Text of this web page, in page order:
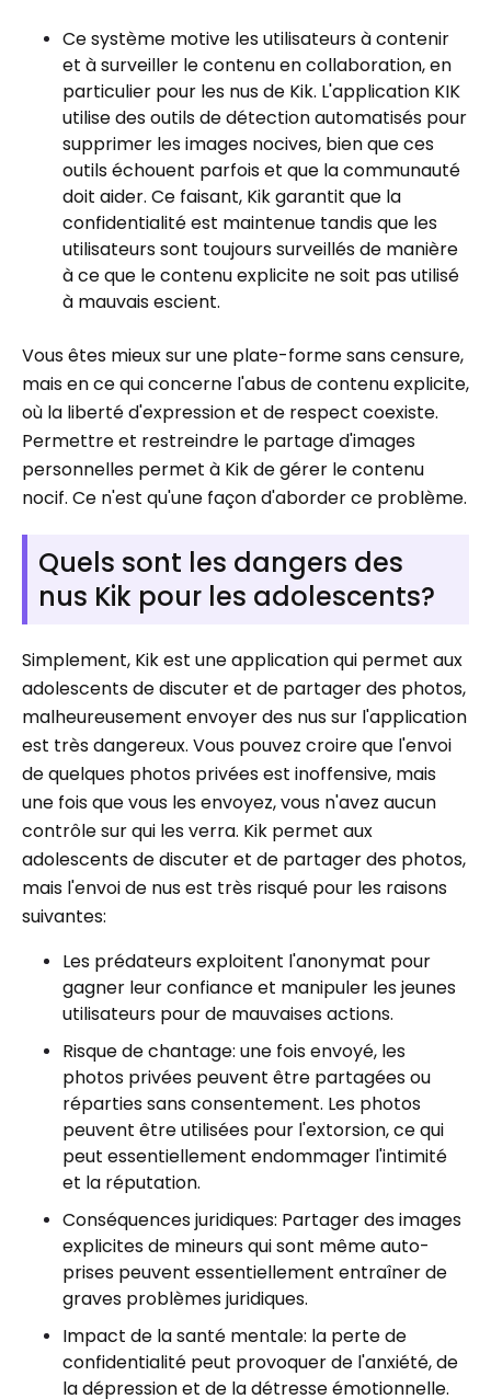
Ce système motive les utilisateurs à contenir
et à surveiller le contenu en collaboration, en
particulier pour les nus de Kik. L'application KIK
utilise des outils de détection automatisés pour
supprimer les images nocives, bien que ces
outils échouent parfois et que la communauté
doit aider. Ce faisant, Kik garantit que la
confidentialité est maintenue tandis que les
utilisateurs sont toujours surveillés de manière
à ce que le contenu explicite ne soit pas utilisé
à mauvais escient.
Vous êtes mieux sur une plate-forme sans censure,
mais en ce qui concerne l'abus de contenu explicite,
où la liberté d'expression et de respect coexiste.
Permettre et restreindre le partage d'images
personnelles permet à Kik de gérer le contenu
nocif. Ce n'est qu'une façon d'aborder ce problème.
Quels sont les dangers des
nus Kik pour les adolescents?
Simplement, Kik est une application qui permet aux
adolescents de discuter et de partager des photos,
malheureusement envoyer des nus sur l'application
est très dangereux. Vous pouvez croire que l'envoi
de quelques photos privées est inoffensive, mais
une fois que vous les envoyez, vous n'avez aucun
contrôle sur qui les verra. Kik permet aux
adolescents de discuter et de partager des photos,
mais l'envoi de nus est très risqué pour les raisons
suivantes:
Les prédateurs exploitent l'anonymat pour
gagner leur confiance et manipuler les jeunes
utilisateurs pour de mauvaises actions.
Risque de chantage: une fois envoyé, les
photos privées peuvent être partagées ou
réparties sans consentement. Les photos
peuvent être utilisées pour l'extorsion, ce qui
peut essentiellement endommager l'intimité
et la réputation.
Conséquences juridiques: Partager des images
explicites de mineurs qui sont même auto-
prises peuvent essentiellement entraîner de
graves problèmes juridiques.
Impact de la santé mentale: la perte de
confidentialité peut provoquer de l'anxiété, de
la dépression et de la détresse émotionnelle.